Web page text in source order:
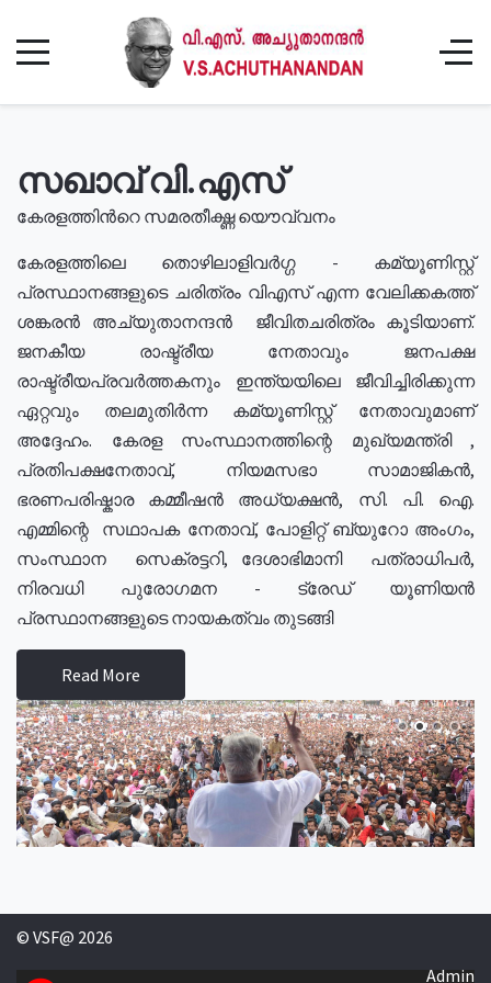
സഖാവ് വി.എസ്
കേരളത്തിൻറെ സമരതീക്ഷ്ണ യൌവ്വനം
കേരളത്തിലെ തൊഴിലാളിവർഗ്ഗ - കമ്യൂണിസ്റ്റ്
പ്രസ്ഥാനങ്ങളുടെ ചരിത്രം വിഎസ് എന്ന വേലിക്കകത്ത്
ശങ്കരൻ അച്യുതാനന്ദൻ ജീവിതചരിത്രം കൂടിയാണ്.
ജനകീയ രാഷ്ട്രീയ നേതാവും ജനപക്ഷ
രാഷ്ട്രീയപ്രവർത്തകനും ഇന്ത്യയിലെ ജീവിച്ചിരിക്കുന്ന
ഏറ്റവും തലമുതിർന്ന കമ്യൂണിസ്റ്റ് നേതാവുമാണ്
അദ്ദേഹം. കേരള സംസ്ഥാനത്തിന്റെ മുഖ്യമന്ത്രി ,
പ്രതിപക്ഷനേതാവ്, നിയമസഭാ സാമാജികൻ,
ഭരണപരിഷ്കാര കമ്മീഷൻ അധ്യക്ഷൻ, സി. പി. ഐ.
എമ്മിന്റെ സഥാപക നേതാവ്, പോളിറ്റ് ബ്യുറോ അംഗം,
സംസ്ഥാന സെക്രട്ടറി, ദേശാഭിമാനി പത്രാധിപർ,
നിരവധി പുരോഗമന - ട്രേഡ് യൂണിയൻ
പ്രസ്ഥാനങ്ങളുടെ നായകത്വം തുടങ്ങി
Read More
© VSF@ 2026
Admin